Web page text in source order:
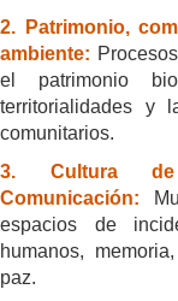
2. Patrimonio,
ambiente:
el patrimonio
territorialidades y
comunitarios.
3. Cultura
Comunicación:
espacios de
humanos,
paz.